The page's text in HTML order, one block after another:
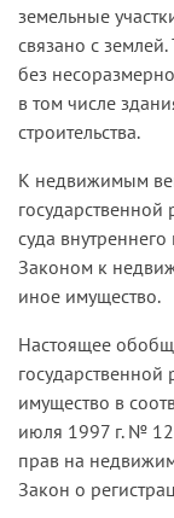
земельные
связано с
без
в том числе
строительства.
К недвижимым
суда
Законом к
иное имущество.
Настоящее
имущество в
июля 1997 г. №
прав на
Закон о